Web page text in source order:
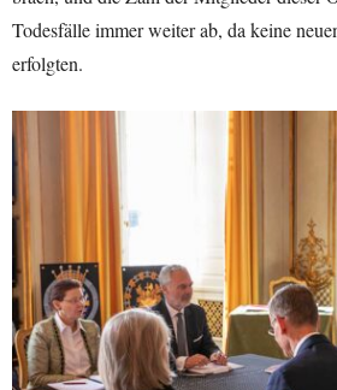
Todesfälle immer weiter ab, da keine
erfolgten.